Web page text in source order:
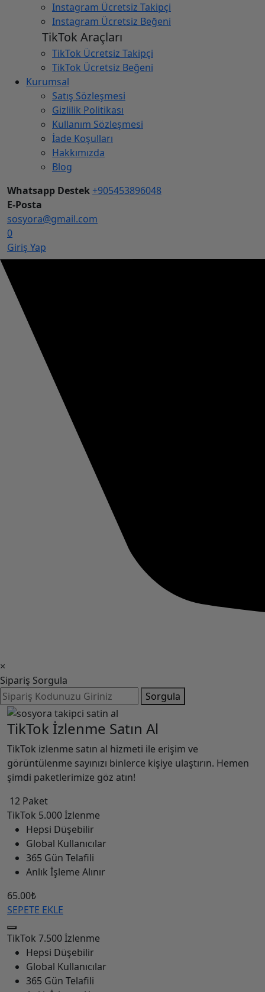
Instagram Ücretsiz Takipçi
Instagram Ücretsiz Beğeni
TikTok Araçları
TikTok Ücretsiz Takipçi
TikTok Ücretsiz Beğeni
Kurumsal
Satış Sözleşmesi
Gizlilik Politikası
Kullanım Sözleşmesi
İade Koşulları
Hakkımızda
Blog
Whatsapp Destek +905453896048
E-Posta
sosyora@gmail.com
0
Giriş Yap
×
Sipariş Sorgula
Sorgula
TikTok İzlenme Satın Al
TikTok izlenme satın al hizmeti ile erişim ve
görüntülenme sayınızı binlerce kişiye ulaştırın. Hemen
şimdi paketlerimize göz atın!
12 Paket
TikTok 5.000 İzlenme
Hepsi Düşebilir
Global Kullanıcılar
365 Gün Telafili
Anlık İşleme Alınır
65.00₺
SEPETE EKLE
TikTok 7.500 İzlenme
Hepsi Düşebilir
Global Kullanıcılar
365 Gün Telafili